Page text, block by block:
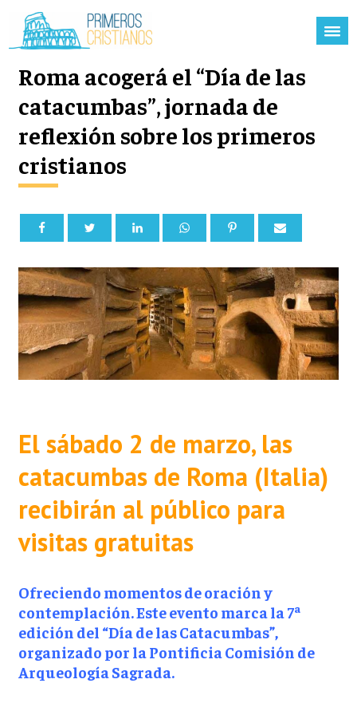
Roma acogerá el “Día de las
catacumbas”, jornada de
reflexión sobre los primeros
cristianos
El sábado 2 de marzo, las
catacumbas de Roma (Italia)
recibirán al público para
visitas gratuitas
Ofreciendo momentos de oración y
contemplación. Este evento marca la 7ª
edición del “Día de las Catacumbas”,
organizado por la Pontificia Comisión de
Arqueología Sagrada.